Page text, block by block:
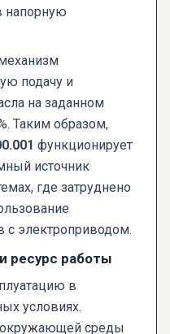
напорную
подачу и
на заданном
Таким образом,
функционирует
источник
где затруднено
с электроприводом.
ресурс работы
в
условиях.
окружающей среды